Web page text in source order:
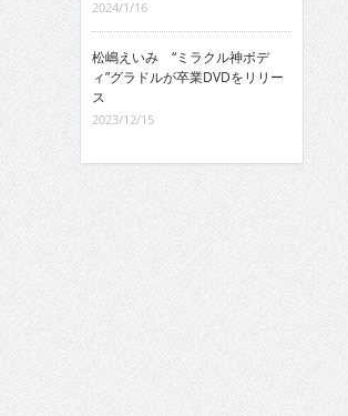
2024/1/16
松嶋えいみ “ミラクル神ボデ
ィ”グラドルが卒業DVDをリリー
ス
2023/12/15